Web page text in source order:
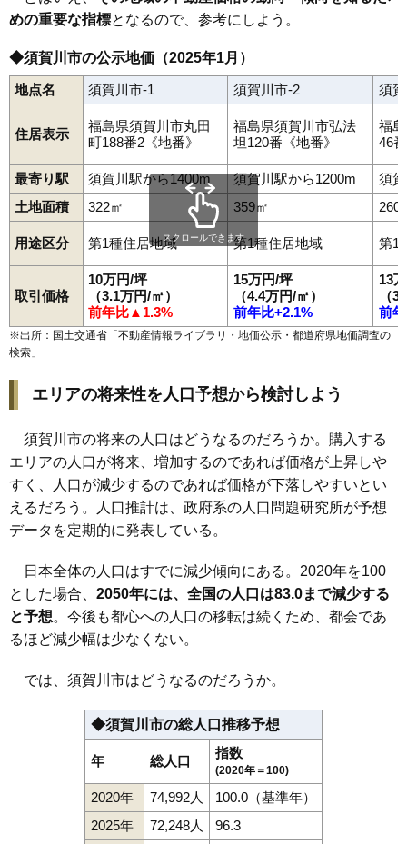
めの重要な指標となるので、参考にしよう。
◆須賀川市の公示地価（2025年1月）
地点名 須賀川市-1 須賀川市-2 須
住居表示
福島県須賀川市丸田
町188番2《地番》
福島県須賀川市弘法
坦120番《地番》
福
46
最寄り駅 須賀川駅から1400m 須賀川駅から1200m
須
土地面積
322㎡ 359㎡ 260
用途区分 第1種住居地域 第1種住居地域 第1
取引価格
10万円/坪
（3.1万円/㎡）
前年比▲1.3%
15万円/坪
（4.4万円/㎡）
前年比+2.1%
13
（
前
スクロールできます
※出所：国土交通省「不動産情報ライブラリ・地価公示・都道府県地価調査の
検索 」
エリアの将来性を人口予想から検討しよう
須賀川市の将来の人口はどうなるのだろうか。購入する
エリアの人口が将来、増加するのであれば価格が上昇しや
すく、人口が減少するのであれば価格が下落しやすいとい
えるだろう。人口推計は、政府系の人口問題研究所が予想
データを定期的に発表している。
日本全体の人口はすでに減少傾向にある。2020年を100
とした場合、 2050年には、全国の人口は83.0まで減少する
と予想。今後も都心への人口の移転は続くため、都会であ
るほど減少幅は少なくない。
では、須賀川市はどうなるのだろうか。
◆須賀川市の総人口推移予想
年 総人口
指数
(2020年＝100)
2020年 74,992人
100.0（基準年）
2025年
72,248人
96.3
坂の上町桜岡塩田下宿町陣場町新町芹沢町千日堂
館取町堤中宿長沼仲の町 中町 中山 並木町滑川西川
南町宮の杜本町森宿山寺道横山町吉美根
和田道
須賀川駅